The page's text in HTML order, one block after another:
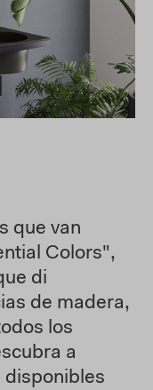
que van
Colors",
di
de madera,
los
a
disponibles